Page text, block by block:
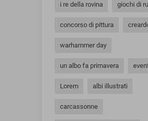
i re della rovina giochi di
concorso di pittura
warhammer day
un albo fa primavera
Lorem albi illustrati
carcassonne